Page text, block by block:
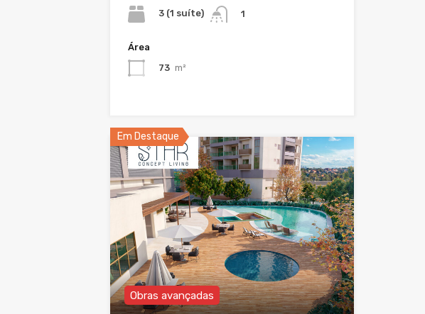
3 (1 suíte)
1
Área
73 m²
Em Destaque
Obras avançadas